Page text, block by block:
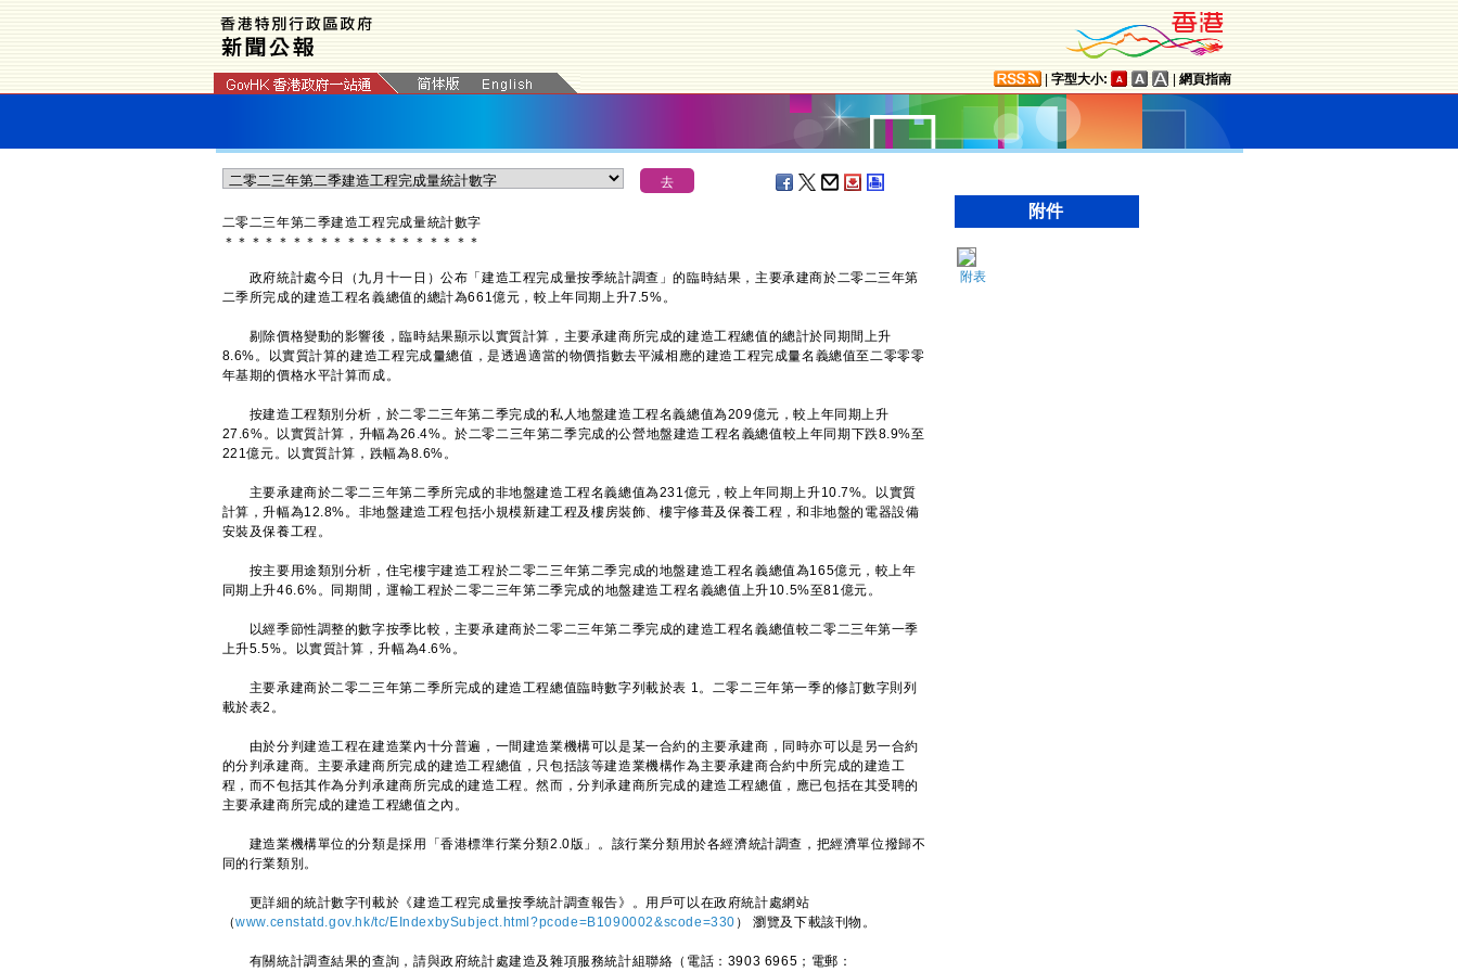
字型大小: 網頁指南
二零二三年第二季建造工程完成量統計數字
＊ ＊ ＊ ＊ ＊ ＊ ＊ ＊ ＊ ＊ ＊ ＊ ＊ ＊ ＊ ＊ ＊ ＊ ＊
政府統計處今日（九月十一日）公布「建造工程完成量按季統計調查」的臨時結果，主要承建商於二零二三年第
二季所完成的建造工程名義總值的總計為661億元，較上年同期上升7.5%。
剔除價格變動的影響後，臨時結果顯示以實質計算，主要承建商所完成的建造工程總值的總計於同期間上升
8.6%。以實質計算的建造工程完成量總值，是透過適當的物價指數去平減相應的建造工程完成量名義總值至二零零零
年基期的價格水平計算而成。
按建造工程類別分析，於二零二三年第二季完成的私人地盤建造工程名義總值為209億元，較上年同期上升
27.6%。以實質計算，升幅為26.4%。於二零二三年第二季完成的公營地盤建造工程名義總值較上年同期下跌8.9%至
221億元。以實質計算，跌幅為8.6%。
主要承建商於二零二三年第二季所完成的非地盤建造工程名義總值為231億元，較上年同期上升10.7%。以實質
計算，升幅為12.8%。非地盤建造工程包括小規模新建工程及樓房裝飾、樓宇修葺及保養工程，和非地盤的電器設備
安裝及保養工程。
按主要用途類別分析，住宅樓宇建造工程於二零二三年第二季完成的地盤建造工程名義總值為165億元，較上年
同期上升46.6%。同期間，運輸工程於二零二三年第二季完成的地盤建造工程名義總值上升10.5%至81億元。
以經季節性調整的數字按季比較，主要承建商於二零二三年第二季完成的建造工程名義總值較二零二三年第一季
上升5.5%。以實質計算，升幅為4.6%。
主要承建商於二零二三年第二季所完成的建造工程總值臨時數字列載於表 1。二零二三年第一季的修訂數字則列
載於表2。
由於分判建造工程在建造業內十分普遍，一間建造業機構可以是某一合約的主要承建商，同時亦可以是另一合約
的分判承建商。主要承建商所完成的建造工程總值，只包括該等建造業機構作為主要承建商合約中所完成的建造工
程，而不包括其作為分判承建商所完成的建造工程。然而，分判承建商所完成的建造工程總值，應已包括在其受聘的
主要承建商所完成的建造工程總值之內。
建造業機構單位的分類是採用「香港標準行業分類2.0版」。該行業分類用於各經濟統計調查，把經濟單位撥歸不
同的行業類別。
更詳細的統計數字刊載於《建造工程完成量按季統計調查報告》。用戶可以在政府統計處網站
（www.censtatd.gov.hk/tc/EIndexbySubject.html?pcode=B1090002&scode=330 ） 瀏覽及下載該刊物。
有關統計調查結果的查詢，請與政府統計處建造及雜項服務統計組聯絡（電話：3903 6965；電郵：
附件
附表